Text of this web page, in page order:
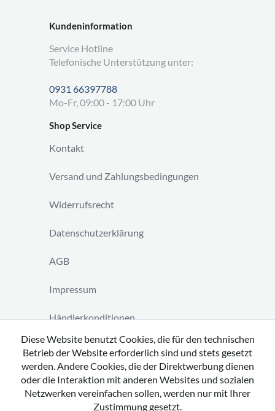
Kundeninformation
Service Hotline
Telefonische Unterstützung unter:
0931 66397788
Mo-Fr, 09:00 - 17:00 Uhr
Shop Service
Kontakt
Versand und Zahlungsbedingungen
Widerrufsrecht
Datenschutzerklärung
AGB
Impressum
Händlerkonditionen
Vertrag widerrufen
Diese Website benutzt Cookies, die für den technischen
Betrieb der Website erforderlich sind und stets gesetzt
werden. Andere Cookies, die der Direktwerbung dienen
oder die Interaktion mit anderen Websites und sozialen
Netzwerken vereinfachen sollen, werden nur mit Ihrer
Zustimmung gesetzt.